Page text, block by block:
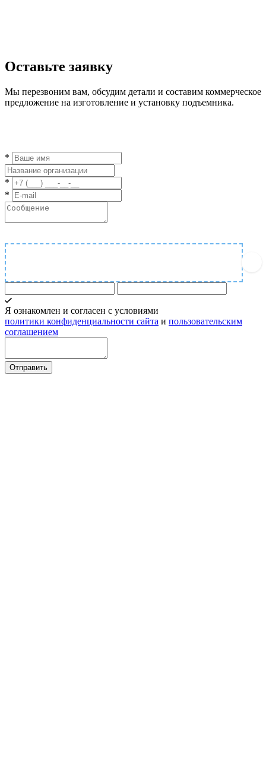
Оставьте заявку
Мы перезвоним вам, обсудим детали и составим коммерческое
предложение на изготовление и установку подъемника.
*
*
*
Я ознакомлен и согласен с условиями
политики конфиденциальности сайта и пользовательским
соглашением